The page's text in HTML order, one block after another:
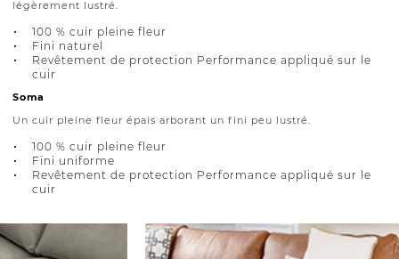
légèrement lustré.
100 % cuir pleine fleur
Fini naturel
Revêtement de protection Performance appliqué sur le
cuir
Soma
Un cuir pleine fleur épais arborant un fini peu lustré.
100 % cuir pleine fleur
Fini uniforme
Revêtement de protection Performance appliqué sur le
cuir